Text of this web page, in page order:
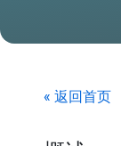
« 返回首页